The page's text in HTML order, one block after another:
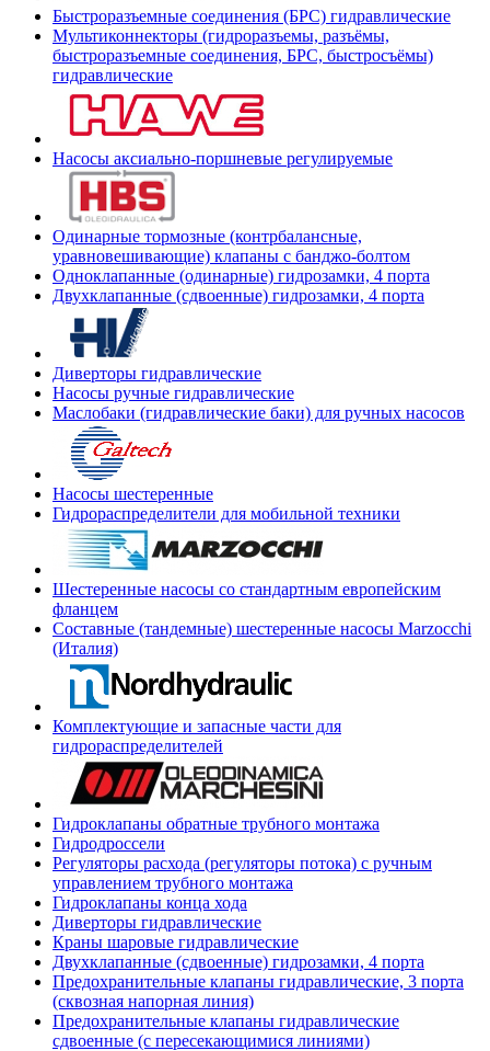
Быстроразъемные соединения (БРС) гидравлические
Мультиконнекторы (гидроразъемы, разъёмы,
быстроразъемные соединения, БРС, быстросъёмы)
гидравлические
Насосы аксиально-поршневые регулируемые
Одинарные тормозные (контрбалансные,
уравновешивающие) клапаны с банджо-болтом
Одноклапанные (одинарные) гидрозамки, 4 порта
Двухклапанные (сдвоенные) гидрозамки, 4 порта
Диверторы гидравлические
Насосы ручные гидравлические
Маслобаки (гидравлические баки) для ручных насосов
Насосы шестеренные
Гидрораспределители для мобильной техники
Шестеренные насосы со стандартным европейским
фланцем
Составные (тандемные) шестеренные насосы Marzocchi
(Италия)
Комплектующие и запасные части для
гидрораспределителей
Гидроклапаны обратные трубного монтажа
Гидродроссели
Регуляторы расхода (регуляторы потока) с ручным
управлением трубного монтажа
Гидроклапаны конца хода
Диверторы гидравлические
Краны шаровые гидравлические
Двухклапанные (сдвоенные) гидрозамки, 4 порта
Предохранительные клапаны гидравлические, 3 порта
(сквозная напорная линия)
Предохранительные клапаны гидравлические
сдвоенные (с пересекающимися линиями)